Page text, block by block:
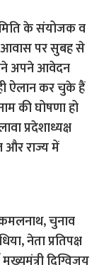
के संयोजक व
आवास पर सुबह से
अपने आवेदन
ऐलान कर चुके हैं
की घोषणा हो
प्रदेशाध्यक्ष
और राज्य में
चुनाव
नेता प्रतिपक्ष